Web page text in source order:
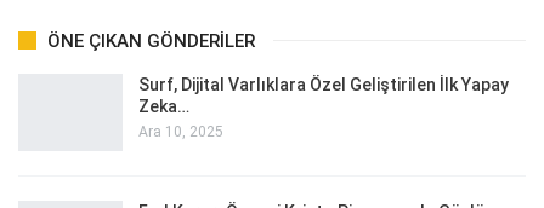
ÖNE ÇIKAN GÖNDERILER
Surf, Dijital Varlıklara Özel Geliştirilen İlk Yapay
Zeka…
Ara 10, 2025